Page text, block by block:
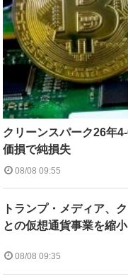
クリーンスパーク26年
価損で純損失
08/08 09:55
トランプ・メディア、
との仮想通貨事業を縮小
08/08 09:35